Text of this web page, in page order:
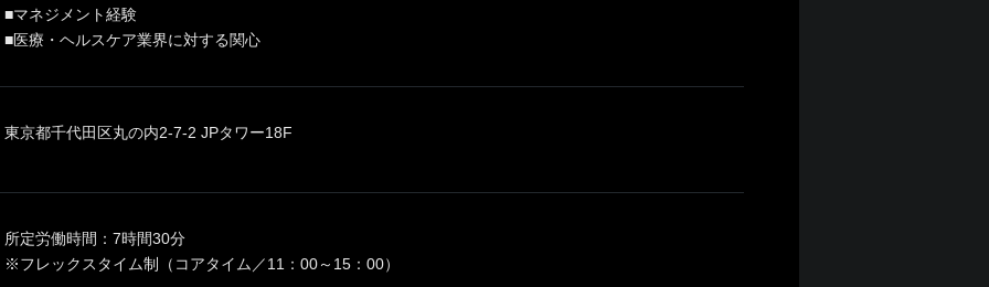
■マネジメント経験
■医療・ヘルスケア業界に対する関心
東京都千代田区丸の内2-7-2 JPタワー18F
所定労働時間：7時間30分
※フレックスタイム制（コアタイム／11：00～15：00）